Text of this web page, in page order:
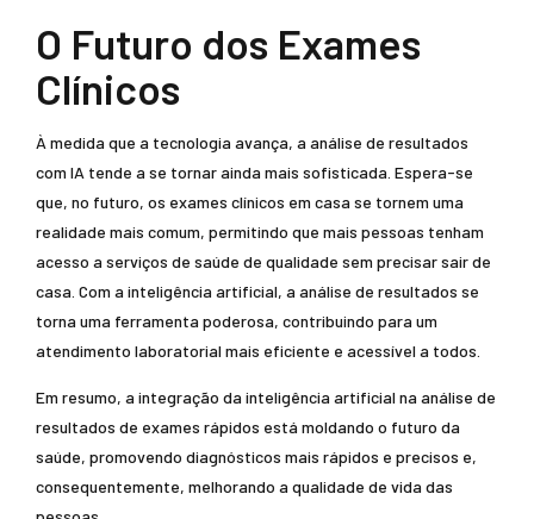
O Futuro dos Exames
Clínicos
À medida que a tecnologia avança, a análise de resultados
com IA tende a se tornar ainda mais sofisticada. Espera-se
que, no futuro, os exames clínicos em casa se tornem uma
realidade mais comum, permitindo que mais pessoas tenham
acesso a serviços de saúde de qualidade sem precisar sair de
casa. Com a inteligência artificial, a análise de resultados se
torna uma ferramenta poderosa, contribuindo para um
atendimento laboratorial mais eficiente e acessível a todos.
Em resumo, a integração da inteligência artificial na análise de
resultados de exames rápidos está moldando o futuro da
saúde, promovendo diagnósticos mais rápidos e precisos e,
consequentemente, melhorando a qualidade de vida das